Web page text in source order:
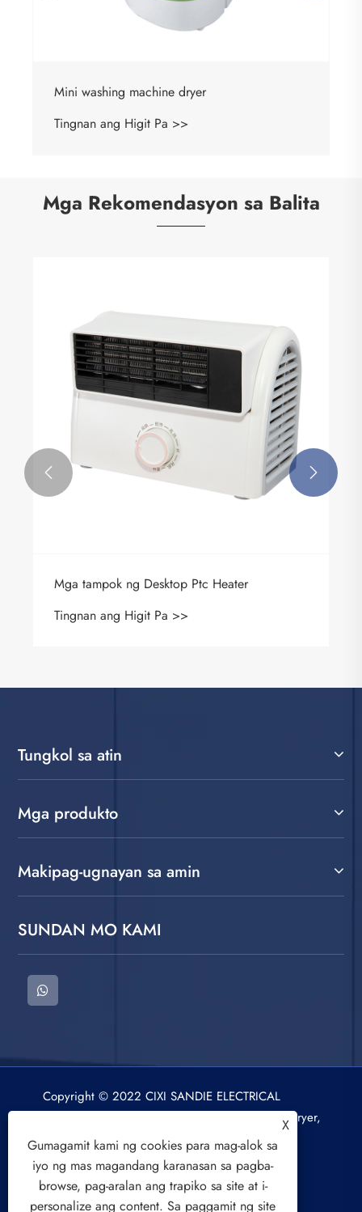
Mini washing machine dryer
Tingnan ang Higit Pa >>
Mga Rekomendasyon sa Balita
Mga tampok ng Desktop Ptc Heater
Tingnan ang Higit Pa >>
 
Tungkol sa atin
Mga produkto
Makipag-ugnayan sa amin
SUNDAN MO KAMI
Copyright © 2022 CIXI SANDIE ELECTRICAL
APPLIANCE CO.,LTD. Washing Machine, Spin Dryer,
Air Cooling Fan All Rights Reserved.
X
Gumagamit kami ng cookies para mag-alok sa
iyo ng mas magandang karanasan sa pagba-
browse, pag-aralan ang trapiko sa site at i-
personalize ang content. Sa paggamit ng site